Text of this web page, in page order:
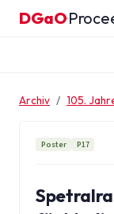
Zum Inhalt springen
DGaO·
Archiv 105.
Poster P17